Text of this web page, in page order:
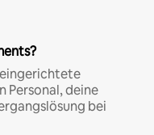
Personal, deine
bei